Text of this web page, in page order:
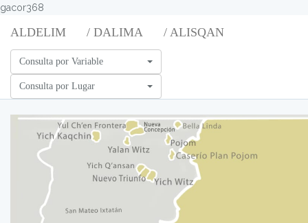
gacor368
ALDELIM / DALIMA / ALISQAN
Consulta por Variable
Consulta por Lugar